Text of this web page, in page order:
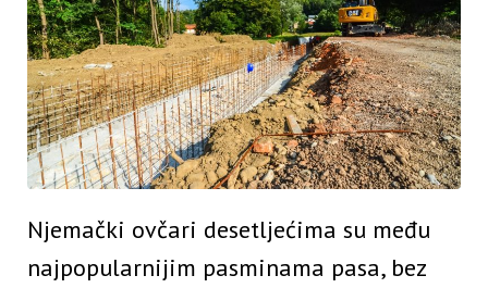
Njemački ovčari desetljećima su među
najpopularnijim pasminama pasa, bez